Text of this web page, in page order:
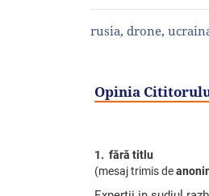
rusia, drone,
Opinia
1. fără titlu
(mesaj trimis de